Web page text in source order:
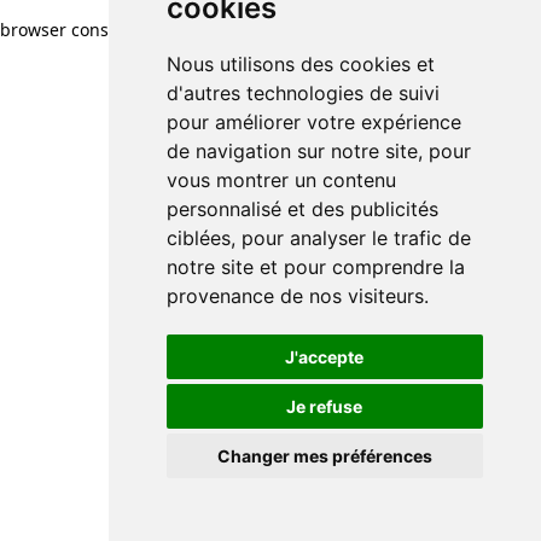
cookies
Nous utilisons des cookies et
d'autres technologies de suivi
pour améliorer votre expérience
de navigation sur notre site, pour
vous montrer un contenu
personnalisé et des publicités
ciblées, pour analyser le trafic de
notre site et pour comprendre la
provenance de nos visiteurs.
J'accepte
Je refuse
Changer mes préférences
browser console for more information)